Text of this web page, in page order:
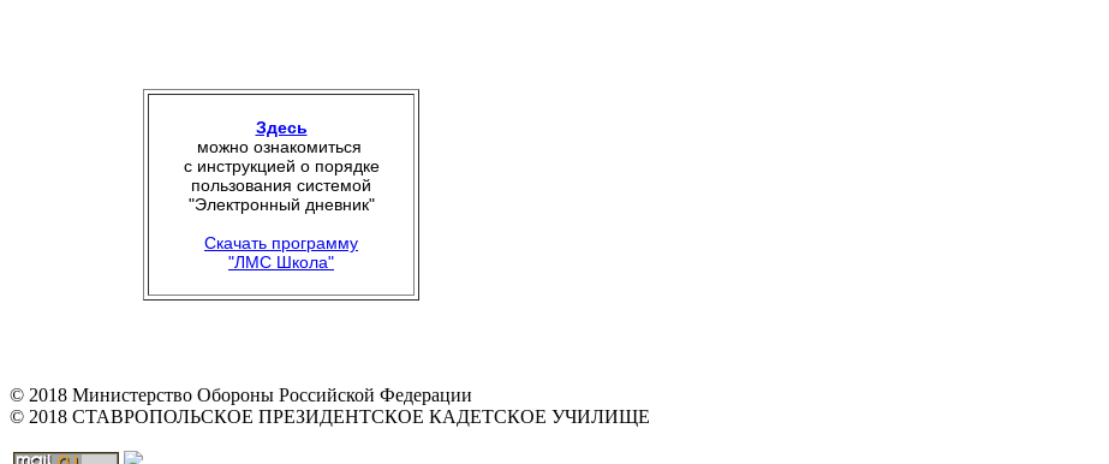
Здесь
можно ознакомиться
с инструкцией о порядке
пользования системой
"Электронный дневник"
Скачать программу
"ЛМС Школа"
© 2018 Министерство Обороны Российской Федерации
© 2018 СТАВРОПОЛЬСКОЕ ПРЕЗИДЕНТСКОЕ КАДЕТСКОЕ УЧИЛИЩЕ